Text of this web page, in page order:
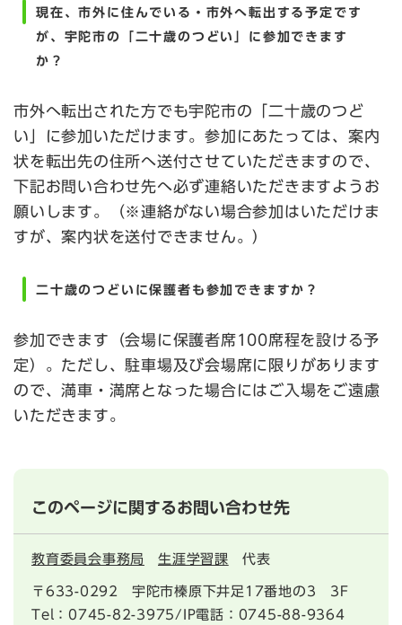
現在、市外に住んでいる・市外へ転出する予定です
が、宇陀市の「二十歳のつどい」に参加できます
か？
市外へ転出された方でも宇陀市の「二十歳のつど
い」に参加いただけます。参加にあたっては、案内
状を転出先の住所へ送付させていただきますので、
下記お問い合わせ先へ必ず連絡いただきますようお
願いします。（※連絡がない場合参加はいただけま
すが、案内状を送付できません。）
二十歳のつどいに保護者も参加できますか？
参加できます（会場に保護者席100席程を設ける予
定）。ただし、駐車場及び会場席に限りがあります
ので、満車・満席となった場合にはご入場をご遠慮
いただきます。
このページに関するお問い合わせ先
教育委員会事務局 生涯学習課 代表
〒633-0292
宇陀市榛原下井足17番地の3 3F
Tel：0745-82-3975/IP電話：0745-88-9364